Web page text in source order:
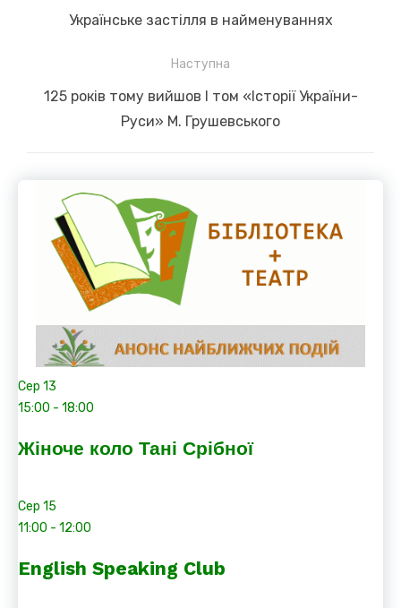
записів
Previous
Українське застілля в найменуваннях
Наступна
Next
125 років тому вийшов І том «Історії України-
Руси» М. Грушевського
Сер 13
15:00 - 18:00
Жіноче коло Тані Срібної
Сер 15
11:00 - 12:00
English Speaking Club